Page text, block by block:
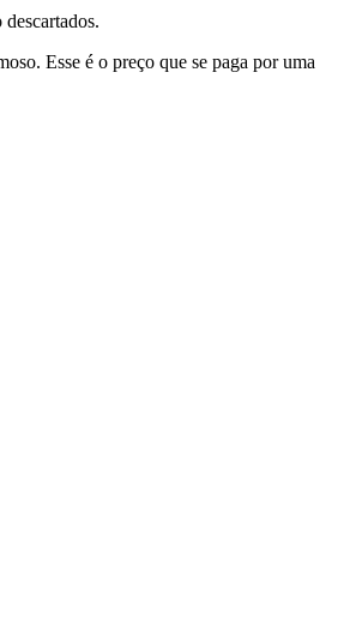
Esse é o preço que se paga por uma